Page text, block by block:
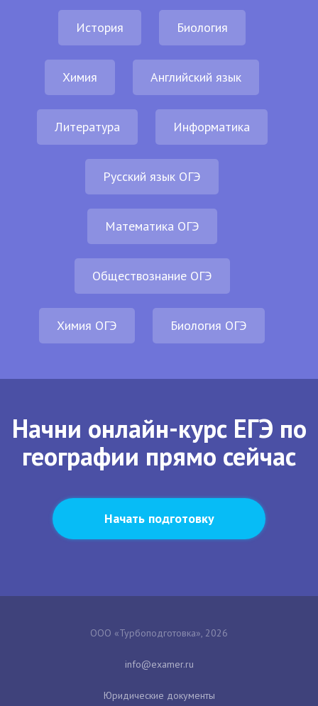
История Биология
Химия Английский язык
Литература Информатика
Русский язык ОГЭ
Математика ОГЭ
Обществознание ОГЭ
Химия ОГЭ Биология ОГЭ
Начни онлайн-курс ЕГЭ по
географии прямо сейчас
Начать подготовку
ООО «Турбоподготовка», 2026
Юридические документы